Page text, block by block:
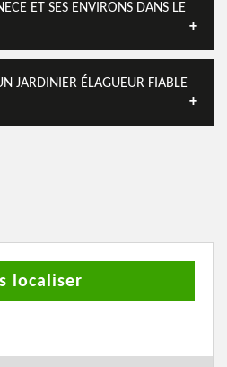
ET SES ENVIRONS DANS LE
JARDINIER ÉLAGUEUR FIABLE
localiser